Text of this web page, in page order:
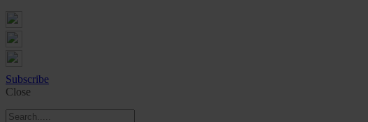
Subscribe
Close